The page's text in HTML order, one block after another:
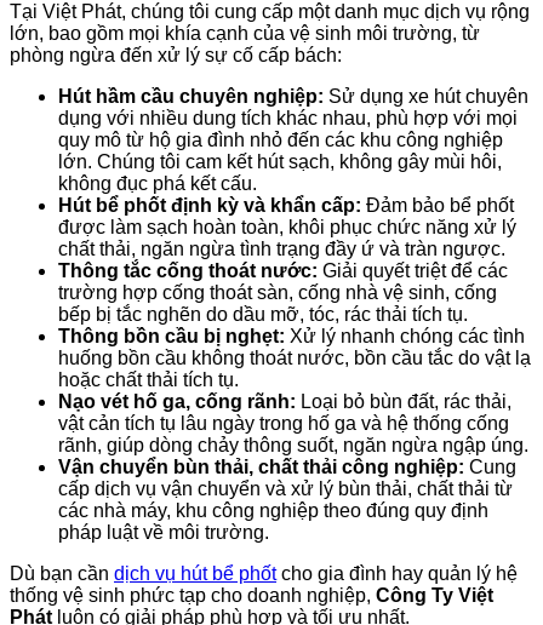
Tại Việt Phát, chúng tôi cung cấp một danh mục dịch vụ rộng
lớn, bao gồm mọi khía cạnh của vệ sinh môi trường, từ
phòng ngừa đến xử lý sự cố cấp bách:
Hút hầm cầu chuyên nghiệp: Sử dụng xe hút chuyên
dụng với nhiều dung tích khác nhau, phù hợp với mọi
quy mô từ hộ gia đình nhỏ đến các khu công nghiệp
lớn. Chúng tôi cam kết hút sạch, không gây mùi hôi,
không đục phá kết cấu.
Hút bể phốt định kỳ và khẩn cấp: Đảm bảo bể phốt
được làm sạch hoàn toàn, khôi phục chức năng xử lý
chất thải, ngăn ngừa tình trạng đầy ứ và tràn ngược.
Thông tắc cống thoát nước: Giải quyết triệt để các
trường hợp cống thoát sàn, cống nhà vệ sinh, cống
bếp bị tắc nghẽn do dầu mỡ, tóc, rác thải tích tụ.
Thông bồn cầu bị nghẹt: Xử lý nhanh chóng các tình
huống bồn cầu không thoát nước, bồn cầu tắc do vật lạ
hoặc chất thải tích tụ.
Nạo vét hố ga, cống rãnh: Loại bỏ bùn đất, rác thải,
vật cản tích tụ lâu ngày trong hố ga và hệ thống cống
rãnh, giúp dòng chảy thông suốt, ngăn ngừa ngập úng.
Vận chuyển bùn thải, chất thải công nghiệp: Cung
cấp dịch vụ vận chuyển và xử lý bùn thải, chất thải từ
các nhà máy, khu công nghiệp theo đúng quy định
pháp luật về môi trường.
Dù bạn cần dịch vụ hút bể phốtcho gia đình hay quản lý hệ
thống vệ sinh phức tạp cho doanh nghiệp, Công Ty Việt
Phát luôn có giải pháp phù hợp và tối ưu nhất.